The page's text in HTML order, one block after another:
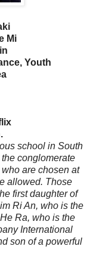
Mi
Youth
school in South
conglomerate
are chosen at
allowed. Those
first daughter of
Ri An, who is the
Ra, who is the
International
son of a powerful